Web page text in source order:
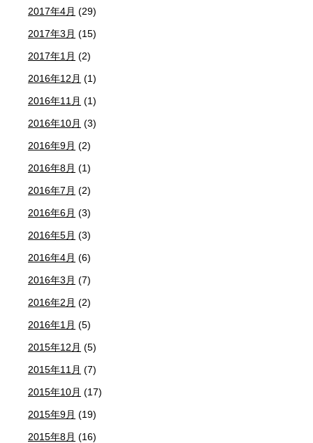
2017年4月 (29)
2017年3月 (15)
2017年1月 (2)
2016年12月 (1)
2016年11月 (1)
2016年10月 (3)
2016年9月 (2)
2016年8月 (1)
2016年7月 (2)
2016年6月 (3)
2016年5月 (3)
2016年4月 (6)
2016年3月 (7)
2016年2月 (2)
2016年1月 (5)
2015年12月 (5)
2015年11月 (7)
2015年10月 (17)
2015年9月 (19)
2015年8月 (16)